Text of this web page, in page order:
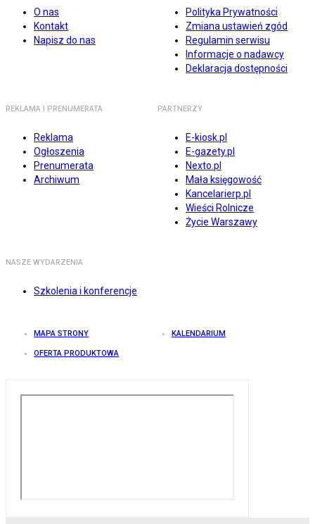
O nas
Kontakt
Napisz do nas
Polityka Prywatności
Zmiana ustawień zgód
Regulamin serwisu
Informacje o nadawcy
Deklaracja dostępności
REKLAMA I PRENUMERATA
Reklama
Ogłoszenia
Prenumerata
Archiwum
PARTNERZY
E-kiosk.pl
E-gazety.pl
Nexto.pl
Mała księgowość
Kancelarierp.pl
Wieści Rolnicze
Życie Warszawy
NASZE WYDARZENIA
Szkolenia i konferencje
MAPA STRONY KALENDARIUM
OFERTA PRODUKTOWA